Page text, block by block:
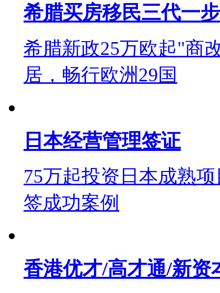
希腊买房移民三代一
希腊新政25万欧起"商
居，畅行欧洲29国
日本经营管理签证
75万起投资日本成熟
签成功案例
香港优才/高才通/新